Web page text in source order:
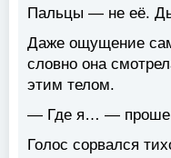
Пальцы — не её.
Даже ощущение
словно она
этим телом.
— Где я… —
Голос сорвался